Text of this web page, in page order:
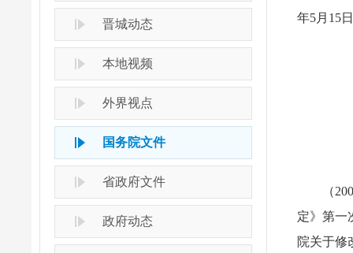
晋城动态
本地视频
外界视点
国务院文件
省政府文件
政府动态
年5月15
（
定》第一
院关于修